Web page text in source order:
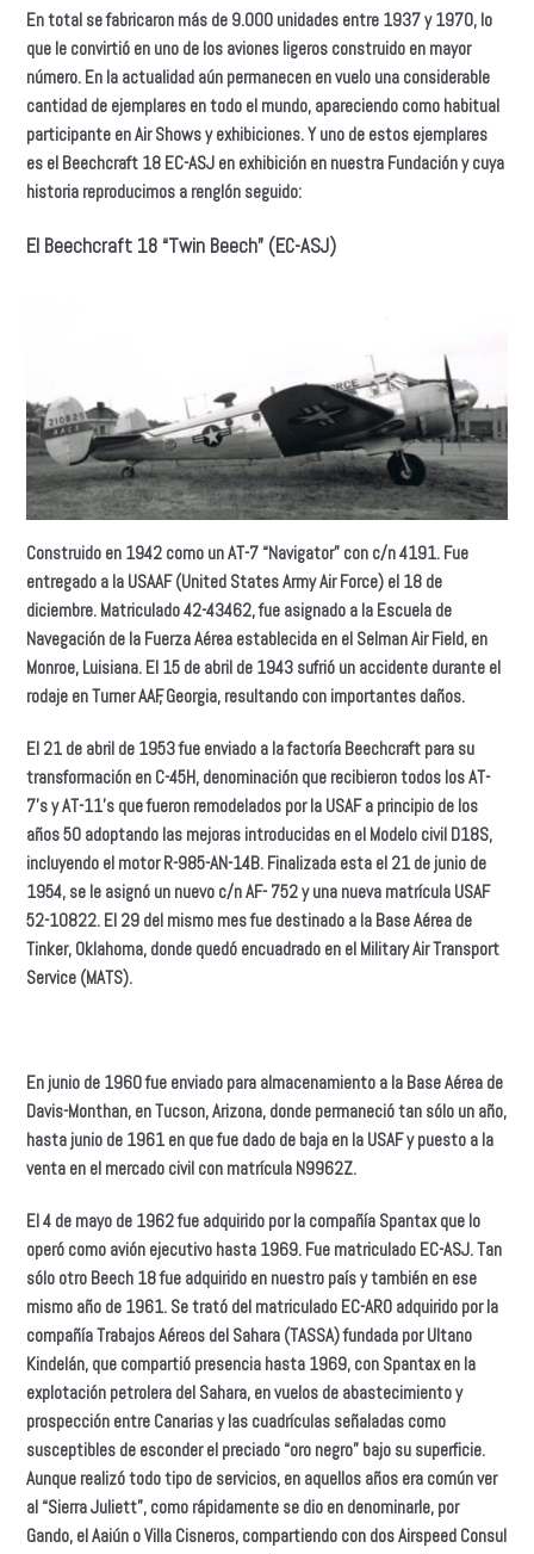
En total se fabricaron más de 9.000 unidades entre 1937 y 1970, lo
que le convirtió en uno de los aviones ligeros construido en mayor
número. En la actualidad aún permanecen en vuelo una considerable
cantidad de ejemplares en todo el mundo, apareciendo como habitual
participante en Air Shows y exhibiciones. Y uno de estos ejemplares
es el Beechcraft 18 EC-ASJ en exhibición en nuestra Fundación y cuya
historia reproducimos a renglón seguido:
El Beechcraft 18 “Twin Beech” (EC-ASJ)
Construido en 1942 como un AT-7 “Navigator” con c/n 4191. Fue
entregado a la USAAF (United States Army Air Force) el 18 de
diciembre. Matriculado 42-43462, fue asignado a la Escuela de
Navegación de la Fuerza Aérea establecida en el Selman Air Field, en
Monroe, Luisiana. El 15 de abril de 1943 sufrió un accidente durante el
rodaje en Turner AAF, Georgia, resultando con importantes daños.
El 21 de abril de 1953 fue enviado a la factoría Beechcraft para su
transformación en C-45H, denominación que recibieron todos los AT-
7’s y AT-11’s que fueron remodelados por la USAF a principio de los
años 50 adoptando las mejoras introducidas en el Modelo civil D18S,
incluyendo el motor R-985-AN-14B. Finalizada esta el 21 de junio de
1954, se le asignó un nuevo c/n AF- 752 y una nueva matrícula USAF
52-10822. El 29 del mismo mes fue destinado a la Base Aérea de
Tinker, Oklahoma, donde quedó encuadrado en el Military Air Transport
Service (MATS).
En junio de 1960 fue enviado para almacenamiento a la Base Aérea de
Davis-Monthan, en Tucson, Arizona, donde permaneció tan sólo un año,
hasta junio de 1961 en que fue dado de baja en la USAF y puesto a la
venta en el mercado civil con matrícula N9962Z.
El 4 de mayo de 1962 fue adquirido por la compañía Spantax que lo
operó como avión ejecutivo hasta 1969. Fue matriculado EC-ASJ. Tan
sólo otro Beech 18 fue adquirido en nuestro país y también en ese
mismo año de 1961. Se trató del matriculado EC-ARO adquirido por la
compañía Trabajos Aéreos del Sahara (TASSA) fundada por Ultano
Kindelán, que compartió presencia hasta 1969, con Spantax en la
explotación petrolera del Sahara, en vuelos de abastecimiento y
prospección entre Canarias y las cuadrículas señaladas como
susceptibles de esconder el preciado “oro negro” bajo su superficie.
Aunque realizó todo tipo de servicios, en aquellos años era común ver
al “Sierra Juliett”, como rápidamente se dio en denominarle, por
Gando, el Aaiún o Villa Cisneros, compartiendo con dos Airspeed Consul